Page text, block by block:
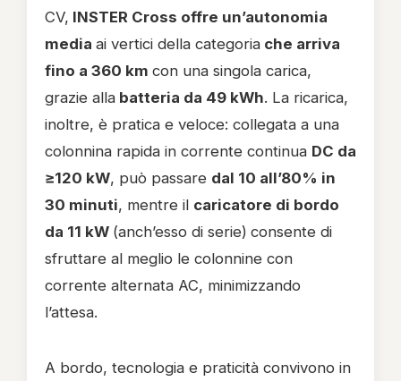
CV, INSTER Cross offre un’autonomia
media ai vertici della categoria che arriva
fino a 360 km con una singola carica,
grazie alla batteria da 49 kWh. La ricarica,
inoltre, è pratica e veloce: collegata a una
colonnina rapida in corrente continua DC da
≥120 kW, può passare dal 10 all’80% in
30 minuti, mentre il caricatore di bordo
da 11 kW (anch’esso di serie) consente di
sfruttare al meglio le colonnine con
corrente alternata AC, minimizzando
l’attesa.
A bordo, tecnologia e praticità convivono in